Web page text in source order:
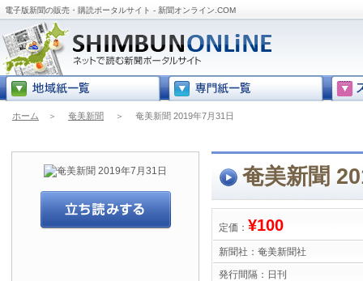
電子版新聞の販売・購読ポータルサイト - 新聞オンライン.COM
ホーム ＞ 奄美新聞 ＞ 奄美新聞 2019年7月31日
奄美新聞
定価： ¥100
新聞社： 奄美新聞社
発行間隔： 日刊